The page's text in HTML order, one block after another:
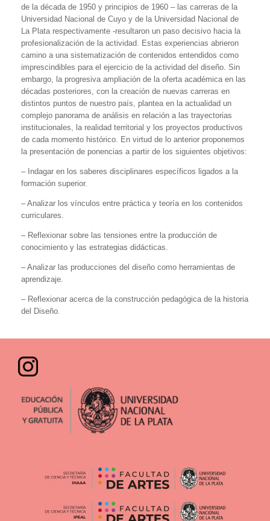
de la década de 1950 y principios de 1960 – las carreras de la
Universidad Nacional de Cuyo y de la Universidad Nacional de
La Plata respectivamente -resultaron un paso decisivo hacia la
profesionalización de la actividad. Estas experiencias abrieron
camino a una sistematización de contenidos entendidos como
imprescindibles para el ejercicio de la actividad del diseño. Sin
embargo, la progresiva ampliación de la oferta académica en las
décadas posteriores, con la creación de nuevas carreras en
distintos puntos de nuestro país, plantea en la actualidad un
complejo panorama de análisis en relación a las trayectorias
institucionales, la realidad territorial y los proyectos productivos
de cada momento histórico. En virtud de lo anterior proponemos
la presentación de ponencias a partir de los siguientes objetivos:
– Indagar en los saberes disciplinares específicos ligados a la
formación superior.
– Analizar los vínculos entre práctica y teoría en los contenidos
curriculares.
– Reflexionar sobre las tensiones entre la producción de
conocimiento y las estrategias didácticas.
– Analizar las producciones del diseño como herramientas de
aprendizaje.
– Reflexionar acerca de la construcción pedagógica de la historia
del Diseño.